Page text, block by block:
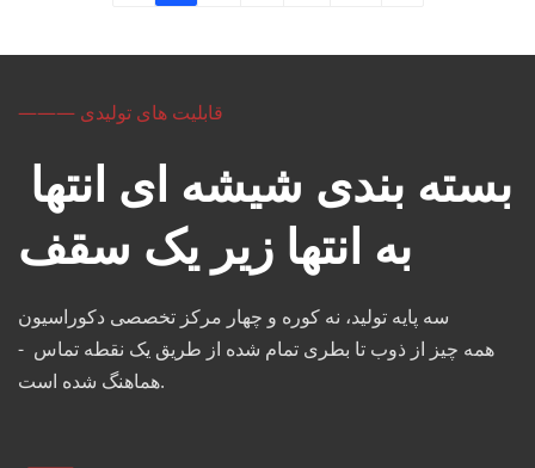
——— قابلیت های تولیدی
به انتها زیر یک سقف
- همه چیز از ذوب تا بطری تمام شده از طریق یک نقطه تماس
هماهنگ شده است.